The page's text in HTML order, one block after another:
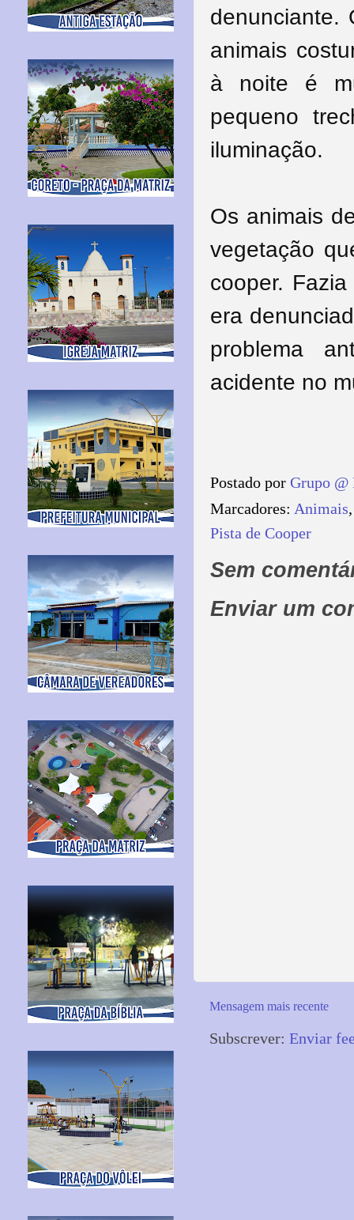
denunciante.
animais
à noite é
pequeno
iluminação.
Os animais
vegetação
cooper.
era
problema
acidente no
Postado por Grupo @
Marcadores: Animais
Pista de Cooper
Sem
Enviar um
Mensagem mais recente
Subscrever: Enviar